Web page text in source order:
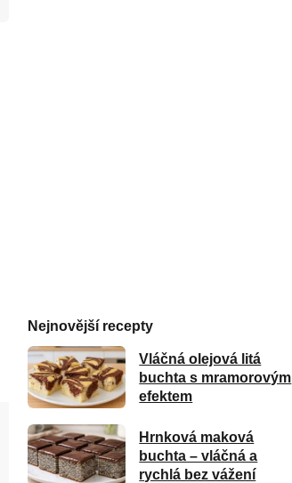
Nejnovější recepty
Vláčná olejová litá
buchta s mramorovým
efektem
Hrnková maková
buchta – vláčná a
rychlá bez vážení